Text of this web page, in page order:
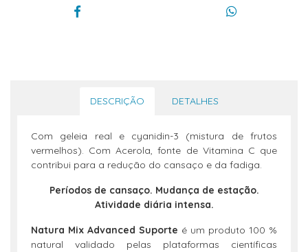
DESCRIÇÃO DETALHES
Com geleia real e cyanidin-3 (mistura de frutos
vermelhos). Com Acerola, fonte de Vitamina C que
contribui para a redução do cansaço e da fadiga.
Períodos de cansaço. Mudança de estação.
Atividade diária intensa.
Natura Mix Advanced Suporte é um produto 100 %
natural validado pelas plataformas científicas